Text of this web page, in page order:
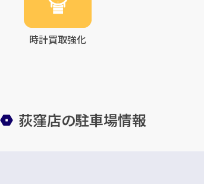
時計買取強化
荻窪店の駐車場情報